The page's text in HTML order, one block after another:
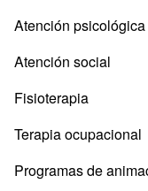
Atención psicológica
Atención social
Fisioterapia
Terapia ocupacional
Programas de